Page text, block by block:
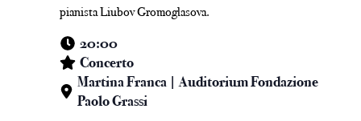
pianista Liubov Gromoglasova.
20:00
Concerto
Martina Franca | Auditorium Fondazione
Paolo Grassi